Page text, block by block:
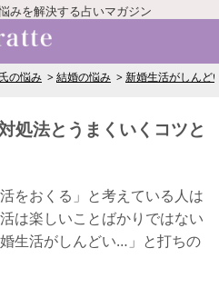
みを解決する占いマガジン
の悩み 結婚の悩み 新婚生活がしんど
処法とうまくいくコツと
をおくる」と考えている人は
は楽しいことばかりではない
生活がしんどい…」と打ちの